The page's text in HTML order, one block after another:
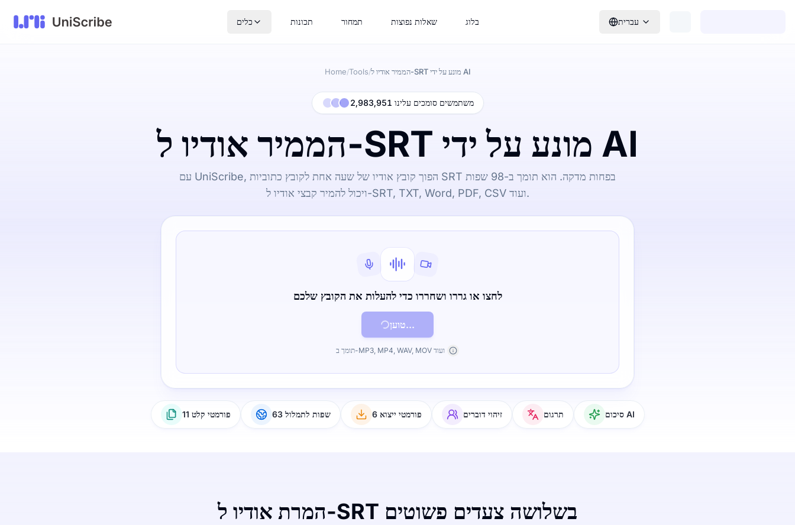
כלים תכונות תמחור שאלות נפוצות בלוג עברית
Home/Tools/ הממיר אודיו ל-SRT מונע על ידי AI
2,983,951 משתמשים סומכים עלינו
הממיר אודיו ל-SRT מונע על ידי AI
עם UniScribe, הפוך קובץ אודיו של שעה אחת לקובץ כתוביות SRT בפחות מדקה. הוא תומך ב-98 שפות
ויכול להמיר קבצי אודיו ל-SRT, TXT, Word, PDF, CSV ועוד.
לחצו או גררו ושחררו כדי להעלות את הקובץ שלכם
טוען...
תומך ב-MP3, MP4, WAV, MOV ועוד
11 פורמטי קלט 63 שפות לתמלול 6 פורמטי ייצוא זיהוי דוברים תרגום סיכום AI
המרת אודיו ל-SRT בשלושה צעדים פשוטים